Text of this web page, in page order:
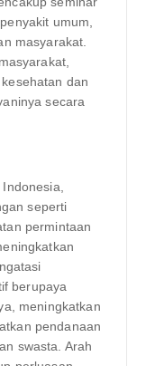
umum,
masyarakat.
dan
secara
seperti
permintaan
berupaya
meningkatkan
pendanaan
swasta. Arah